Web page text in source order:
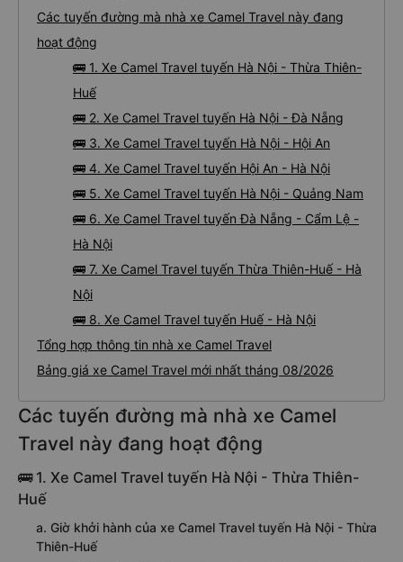
Các tuyến đường mà nhà xe Camel Travel này đang
hoạt động
🚌 1. Xe Camel Travel tuyến Hà Nội - Thừa Thiên-
Huế
🚌 2. Xe Camel Travel tuyến Hà Nội - Đà Nẵng
🚌 3. Xe Camel Travel tuyến Hà Nội - Hội An
🚌 4. Xe Camel Travel tuyến Hội An - Hà Nội
🚌 5. Xe Camel Travel tuyến Hà Nội - Quảng Nam
🚌 6. Xe Camel Travel tuyến Đà Nẵng - Cẩm Lệ -
Hà Nội
🚌 7. Xe Camel Travel tuyến Thừa Thiên-Huế - Hà
Nội
🚌 8. Xe Camel Travel tuyến Huế - Hà Nội
Tổng hợp thông tin nhà xe Camel Travel
Bảng giá xe Camel Travel mới nhất tháng 08/2026
Các tuyến đường mà nhà xe Camel
Travel này đang hoạt động
🚌 1. Xe Camel Travel tuyến Hà Nội - Thừa Thiên-
Huế
a. Giờ khởi hành của xe Camel Travel tuyến Hà Nội - Thừa
Thiên-Huế